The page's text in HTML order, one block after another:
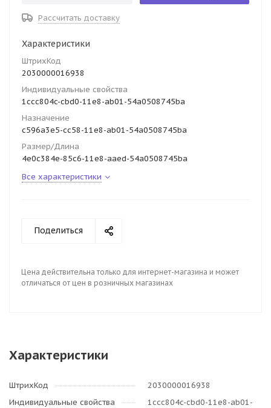
Рассчитать доставку
Характеристики
ШтрихКод
2030000016938
Индивидуальные свойства
1ccc804c-cbd0-11e8-ab01-54a0508745ba
Назначение
c596a3e5-cc58-11e8-ab01-54a0508745ba
Размер/Длина
4e0c384e-85c6-11e8-aaed-54a0508745ba
Все характеристики
Поделиться
Цена действительна только для интернет-магазина и может
отличаться от цен в розничных магазинах
Характеристики
ШтрихКод
2030000016938
Индивидуальные свойства
1ccc804c-cbd0-11e8-ab01-